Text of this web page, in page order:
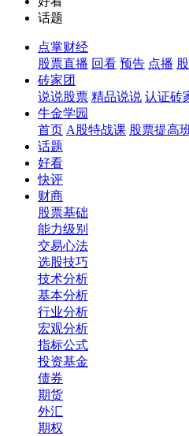
话题
点掌财经
股票直播 回看 预告 点播
砖家团
说说股票 精品说说 认证砖
牛金学园
首页 A股特战课 股票提高
话题
好看
快评
财商
股票基础
能力级别
交易心法
选股技巧
技术分析
基本分析
行业分析
宏观分析
指标公式
投资基金
债券
期货
外汇
期权